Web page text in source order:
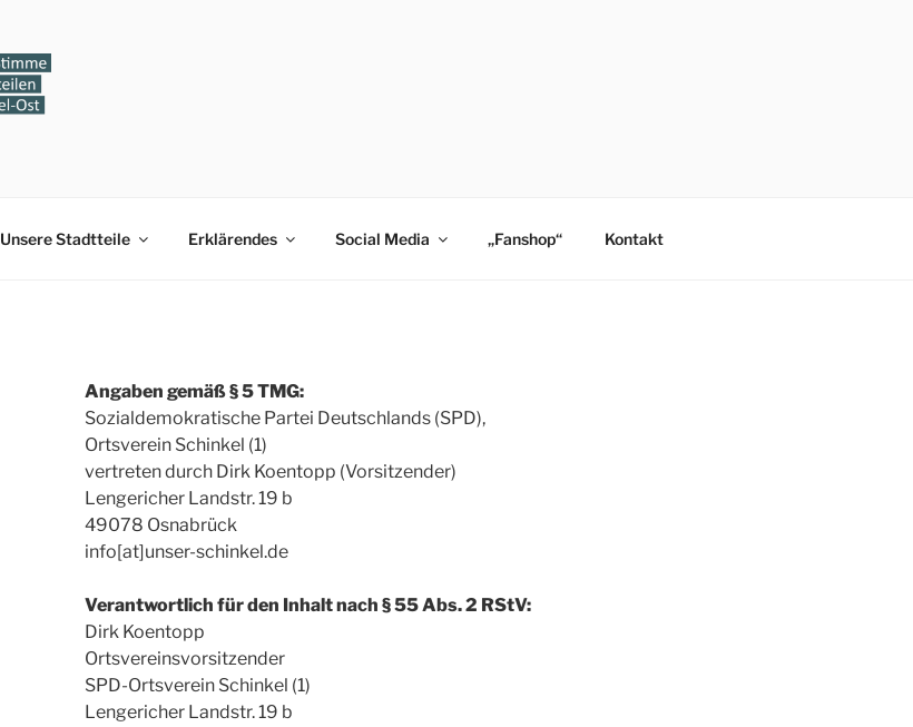
Unsere Stadtteile Erklärendes Social Media „Fanshop“ Kontakt
Angaben gemäß § 5 TMG:
Sozialdemokratische Partei Deutschlands (SPD),
Ortsverein Schinkel (1)
vertreten durch Dirk Koentopp (Vorsitzender)
Lengericher Landstr. 19 b
49078 Osnabrück
info[at]unser-schinkel.de
Verantwortlich für den Inhalt nach § 55 Abs. 2 RStV:
Dirk Koentopp
Ortsvereinsvorsitzender
SPD-Ortsverein Schinkel (1)
Lengericher Landstr. 19 b